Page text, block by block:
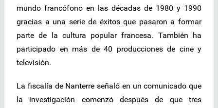
mundo francófono en las décadas de 1980 y 1990
gracias a una serie de éxitos que pasaron a formar
parte de la cultura popular francesa. También ha
participado en más de 40 producciones de cine y
televisión.
La fiscalía de Nanterre señaló en un comunicado que
la investigación comenzó después de que tres